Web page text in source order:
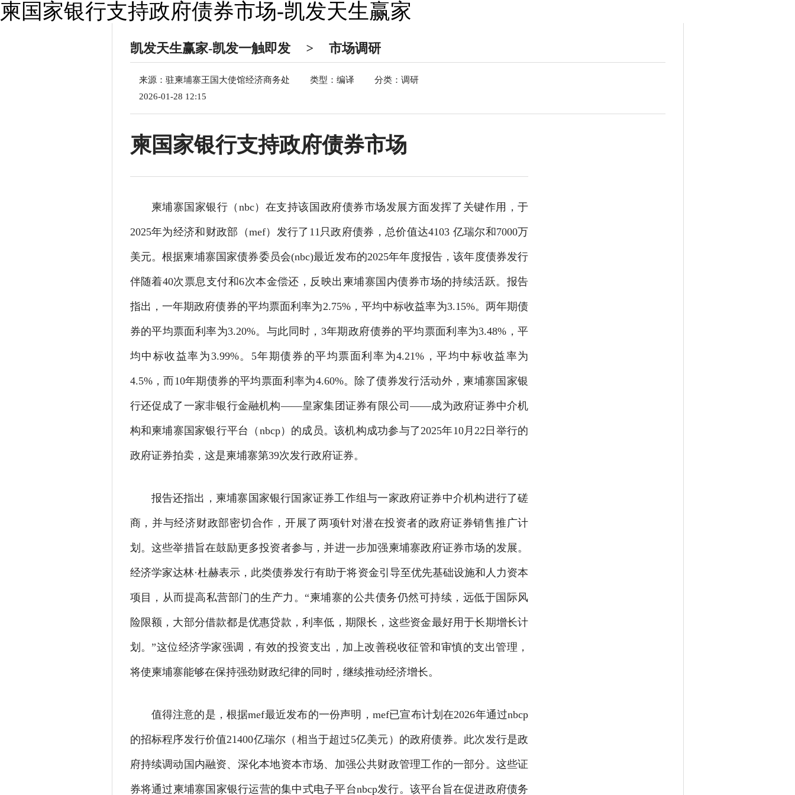
柬国家银行支持政府债券市场-凯发天生赢家
凯发天生赢家-凯发一触即发 > 市场调研
来源：驻柬埔寨王国大使馆经济商务处 类型：编译
分类：调研
2026-01-28 12:15
柬国家银行支持政府债券市场
柬埔寨国家银行（nbc）在支持该国政府债券市场发展方面发挥了关键作用，于
2025年为经济和财政部（mef）发行了11只政府债券，总价值达4103 亿瑞尔和7000万
美元。根据柬埔寨国家债券委员会(nbc)最近发布的2025年年度报告，该年度债券发行
伴随着40次票息支付和6次本金偿还，反映出柬埔寨国内债券市场的持续活跃。报告
指出，一年期政府债券的平均票面利率为2.75%，平均中标收益率为3.15%。两年期债
券的平均票面利率为3.20%。与此同时，3年期政府债券的平均票面利率为3.48%，平
均中标收益率为3.99%。5年期债券的平均票面利率为4.21%，平均中标收益率为
4.5%，而10年期债券的平均票面利率为4.60%。除了债券发行活动外，柬埔寨国家银
行还促成了一家非银行金融机构——皇家集团证券有限公司——成为政府证券中介机
构和柬埔寨国家银行平台（nbcp）的成员。该机构成功参与了2025年10月22日举行的
政府证券拍卖，这是柬埔寨第39次发行政府证券。
报告还指出，柬埔寨国家银行国家证券工作组与一家政府证券中介机构进行了磋
商，并与经济财政部密切合作，开展了两项针对潜在投资者的政府证券销售推广计
划。这些举措旨在鼓励更多投资者参与，并进一步加强柬埔寨政府证券市场的发展。
经济学家达林·杜赫表示，此类债券发行有助于将资金引导至优先基础设施和人力资本
项目，从而提高私营部门的生产力。“柬埔寨的公共债务仍然可持续，远低于国际风
险限额，大部分借款都是优惠贷款，利率低，期限长，这些资金最好用于长期增长计
划。”这位经济学家强调，有效的投资支出，加上改善税收征管和审慎的支出管理，
将使柬埔寨能够在保持强劲财政纪律的同时，继续推动经济增长。
值得注意的是，根据mef最近发布的一份声明，mef已宣布计划在2026年通过nbcp
的招标程序发行价值21400亿瑞尔（相当于超过5亿美元）的政府债券。此次发行是政
府持续调动国内融资、深化本地资本市场、加强公共财政管理工作的一部分。这些证
券将通过柬埔寨国家银行运营的集中式电子平台nbcp发行。该平台旨在促进政府债务